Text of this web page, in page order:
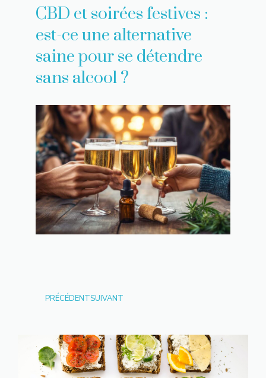
CBD et soirées festives :
est-ce une alternative
saine pour se détendre
sans alcool ?
PRÉCÉDENTSUIVANT